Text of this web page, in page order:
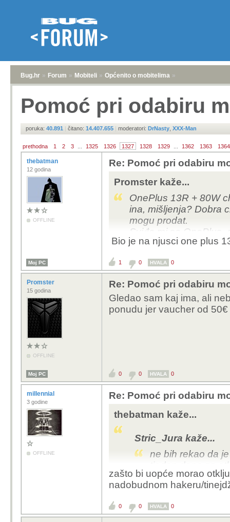
Bug.hr » Forum » Mobiteli » Općenito o mobitelima »
Pomoć pri odabiru
poruka: 40.891 | čitano: 14.407.655 | moderatori: DrNasty XXX-Man
prethodna 1 2 3 1325 1326 1327 1328 1329 1362 1363 1364
thebatman
12 godina
OFFLINE
Re: Pomoć pri odabiru
Promster kaže...
OnePlus 13R + 80W
ina, mišljenja? Dobra
mogu prodat.
Sviđa mi se OnePlus,
alternativa.
Bio je na njusci one plus
Moj PC 1 0 HVALA 0
Promster
15 godina
OFFLINE
Re: Pomoć pri odabiru
Gledao sam kaj ima, ali
ponudu jer vaucher od
Moj PC 0 0 HVALA 0
millennial
3 godine
OFFLINE
Re: Pomoć pri odabiru
thebatman kaže...
Stric_Jura kaže...
ne bih rekao da
tjedan dana za
ROM (ako je
BL.
zašto bi uopće morao
nadobudnom hakeru/
0 0 HVALA 0